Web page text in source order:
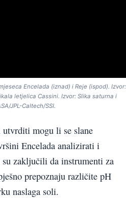
Encelada (iznad) i Reje (ispod). Izvor:
letjelica Cassini. Izvor: Slika saturna i
JPL-Caltech/SSI.
utvrditi mogu li se slane
Encelada analizirati i
zaključili da instrumenti za
prepoznaju različite pH
naslaga soli.